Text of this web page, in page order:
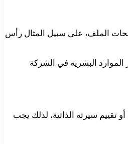
الملف، على سبيل المثال رأس
البشرية في الشركة
تقييم سيرته الذاتية، لذلك يجب